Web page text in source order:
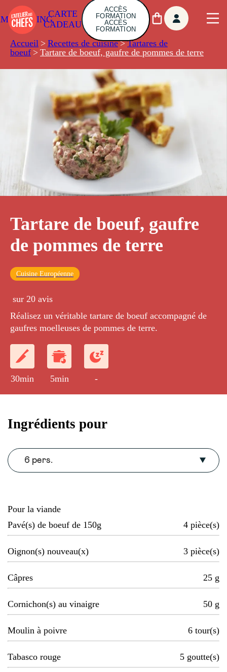
CARTE
CADEAU
ACCÈS
FORMATION
ACCÈS
FORMATION
Accueil > Recettes de cuisine > Tartares de
boeuf > Tartare de boeuf, gaufre de pommes de terre
Tartare de boeuf, gaufre
de pommes de terre
Cuisine Européenne
sur 20 avis
Réalisez un véritable tartare de boeuf accompagné de
gaufres moelleuses de pommes de terre.
30min 5min -
Ingrédients pour
6 pers.
Pour la viande
Pavé(s) de boeuf de 150g
4 pièce(s)
Oignon(s) nouveau(x) 3 pièce(s)
Câpres 25 g
Cornichon(s) au vinaigre 50 g
Moulin à poivre 6 tour(s)
Tabasco rouge 5 goutte(s)